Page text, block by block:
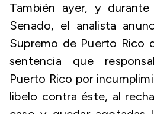
También ayer, y
Senado, el analista
Supremo de Puerto Rico
sentencia que
Puerto Rico por
libelo contra éste, al